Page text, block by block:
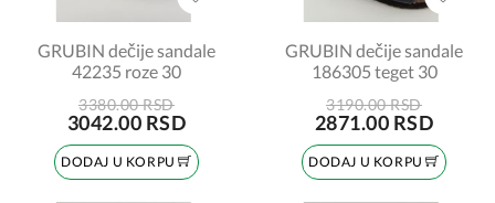
GRUBIN dečije sandale
42235 roze 30
3380.00 RSD
3042.00 RSD
DODAJ U KORPU
GRUBIN dečije sandale
186305 teget 30
3190.00 RSD
2871.00 RSD
DODAJ U KORPU